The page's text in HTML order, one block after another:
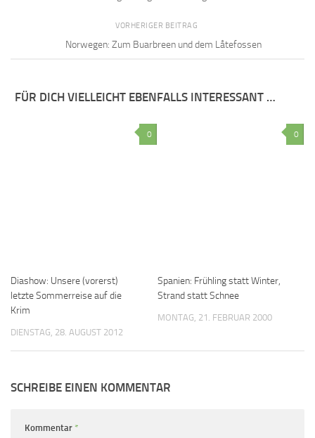
VORHERIGER BEITRAG
Norwegen: Zum Buarbreen und dem Låtefossen
FÜR DICH VIELLEICHT EBENFALLS INTERESSANT …
0
Diashow: Unsere (vorerst)
letzte Sommerreise auf die
Krim
DIENSTAG, 28. AUGUST 2012
0
Spanien: Frühling statt Winter,
Strand statt Schnee
MONTAG, 21. FEBRUAR 2000
SCHREIBE EINEN KOMMENTAR
Kommentar *